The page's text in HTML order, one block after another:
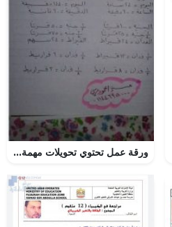
ورقة عمل تحتوي تحويلات مهمة لمادة الرياضيات